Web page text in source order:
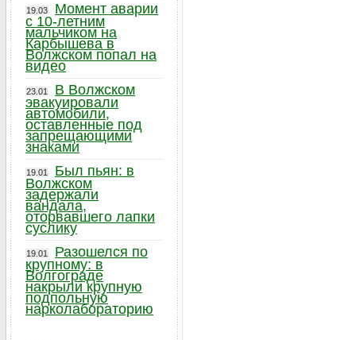
19.03
Момент аварии
с 10-летним
мальчиком на
Карбышева в
Волжском попал на
видео
23.01
В Волжском
эвакуировали
автомобили,
оставленные под
запрещающими
знаками
19.01
Был пьян: в
Волжском
задержали
вандала,
оторвавшего лапки
суслику
19.01
Разошелся по
крупному: в
Волгограде
накрыли крупную
подпольную
нарколабораторию